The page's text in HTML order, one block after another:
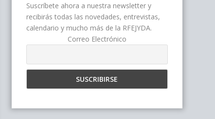
Suscríbete ahora a nuestra newsletter y
recibirás todas las novedades, entrevistas,
calendario y mucho más de la RFEJYDA.
Correo Electrónico